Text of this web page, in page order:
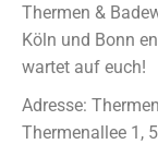
Thermen &
Köln und Bonn
wartet auf euch!
Adresse:
Thermenallee 1,